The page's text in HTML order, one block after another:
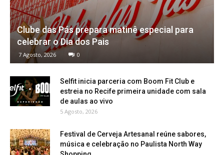
Clube das Pás prepara matinê especial para
celebrar o Dia dos Pais
7 Agosto, 2026 0
Selfit inicia parceria com Boom Fit Club e
estreia no Recife primeira unidade com sala
de aulas ao vivo
5 Agosto, 2026
Festival de Cerveja Artesanal reúne sabores,
música e celebração no Paulista North Way